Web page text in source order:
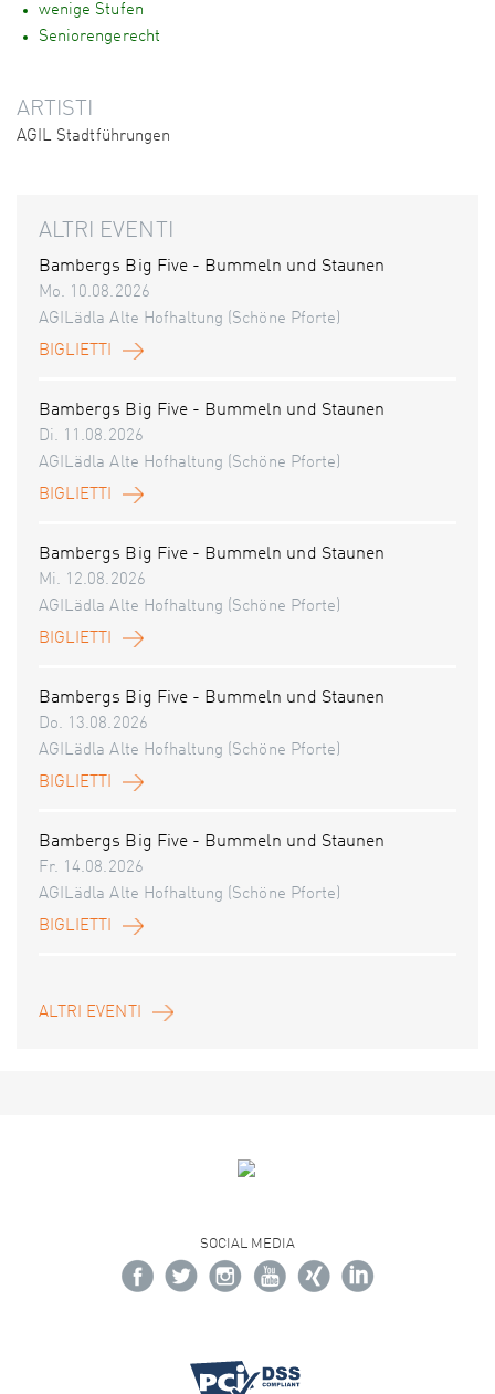
wenige Stufen
Seniorengerecht
ARTISTI
AGIL Stadtführungen
ALTRI EVENTI
Bambergs Big Five - Bummeln und Staunen
Mo. 10.08.2026
AGILädla Alte Hofhaltung (Schöne Pforte)
BIGLIETTI
Bambergs Big Five - Bummeln und Staunen
Di. 11.08.2026
AGILädla Alte Hofhaltung (Schöne Pforte)
BIGLIETTI
Bambergs Big Five - Bummeln und Staunen
Mi. 12.08.2026
AGILädla Alte Hofhaltung (Schöne Pforte)
BIGLIETTI
Bambergs Big Five - Bummeln und Staunen
Do. 13.08.2026
AGILädla Alte Hofhaltung (Schöne Pforte)
BIGLIETTI
Bambergs Big Five - Bummeln und Staunen
Fr. 14.08.2026
AGILädla Alte Hofhaltung (Schöne Pforte)
BIGLIETTI
ALTRI EVENTI
SOCIAL MEDIA